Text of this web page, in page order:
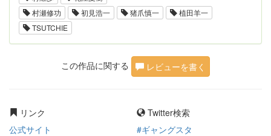
村瀬修功
初見浩一 猪爪慎一
植田羊一
TSUTCHIE
この作品に関する レビューを書く
リンク
公式サイト
Twitter検索
#ギャングスタ